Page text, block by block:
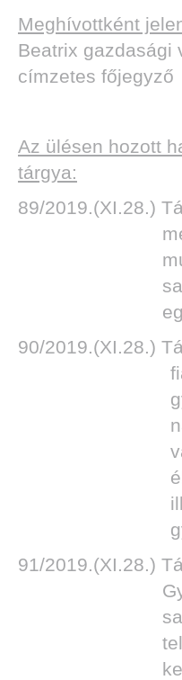
Meghívottként
Beatrix gazdasági
címzetes főjegyző
Az ülésen hozott
tárgya:
89/2019.(XI.28.)
90/2019.(XI.28.)
91/2019.(XI.28.)